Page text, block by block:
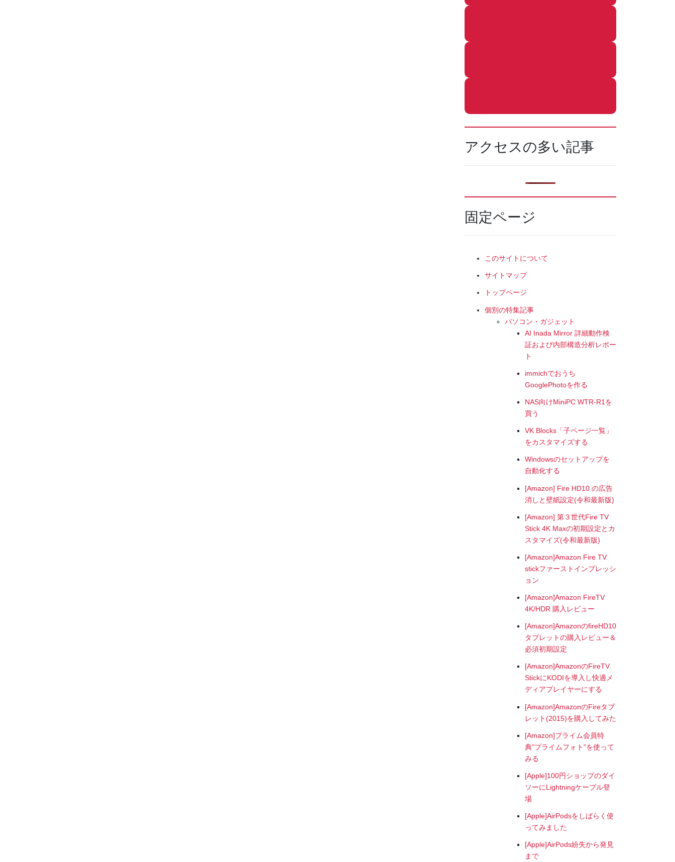
アクセスの多い記事
固定ページ
このサイトについて
サイトマップ
トップページ
個別の特集記事
パソコン・ガジェット
AI Inada Mirror 詳細動作検
証および内部構造分析レポー
ト
immichでおうち
GooglePhotoを作る
NAS向けMiniPC WTR-R1を
買う
VK Blocks「子ページ一覧」
をカスタマイズする
Windowsのセットアップを
自動化する
[Amazon] Fire HD10 の広告
消しと壁紙設定(令和最新版)
[Amazon] 第３世代Fire TV
Stick 4K Maxの初期設定とカ
スタマイズ(令和最新版)
[Amazon]Amazon Fire TV
stickファーストインプレッシ
ョン
[Amazon]Amazon FireTV
4K/HDR 購入レビュー
[Amazon]AmazonのfireHD10
タブレットの購入レビュー＆
必須初期設定
[Amazon]AmazonのFireTV
StickにKODIを導入し快適メ
ディアプレイヤーにする
[Amazon]AmazonのFireタブ
レット(2015)を購入してみた
[Amazon]プライム会員特
典"プライムフォト"を使って
みる
[Apple]100円ショップのダイ
ソーにLightningケーブル登
場
[Apple]AirPodsをしばらく使
ってみました
[Apple]AirPods紛失から発見
まで